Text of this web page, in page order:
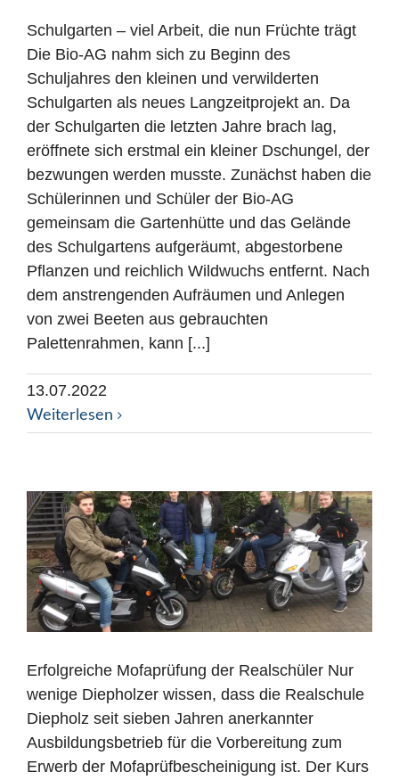
Schulgarten – viel Arbeit, die nun Früchte trägt
Die Bio-AG nahm sich zu Beginn des
Schuljahres den kleinen und verwilderten
Schulgarten als neues Langzeitprojekt an. Da
der Schulgarten die letzten Jahre brach lag,
eröffnete sich erstmal ein kleiner Dschungel, der
bezwungen werden musste. Zunächst haben die
Schülerinnen und Schüler der Bio-AG
gemeinsam die Gartenhütte und das Gelände
des Schulgartens aufgeräumt, abgestorbene
Pflanzen und reichlich Wildwuchs entfernt. Nach
dem anstrengenden Aufräumen und Anlegen
von zwei Beeten aus gebrauchten
Palettenrahmen, kann [...]
13.07.2022
Weiterlesen
Erfolgreiche Mofaprüfung der Realschüler Nur
wenige Diepholzer wissen, dass die Realschule
Diepholz seit sieben Jahren anerkannter
Ausbildungsbetrieb für die Vorbereitung zum
Erwerb der Mofaprüfbescheinigung ist. Der Kurs